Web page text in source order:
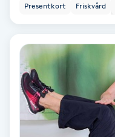
Frisör
Funktionsanalys
Färgning
Föning
Presentkort Friskvård